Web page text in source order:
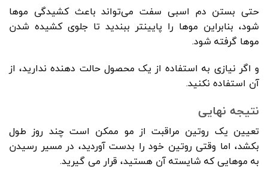
حتی بستن دم اسبی سفت می‌تواند باعث کشیدگی موها
شود، بنابراین موها را پایینتر ببندید تا جلوی کشیده شدن
موها گرفته شود.
و اگر نیازی به استفاده از یک محصول حالت دهنده ندارید، از
آن استفاده نکنید.
نتیجه نهایی
تعیین یک روتین مراقبت از مو ممکن است چند روز طول
بکشد، اما وقتی روتین خود را بدست آوردید، در مسیر رسیدن
به موهایی که شایسته آن هستید، قرار می گیرید.